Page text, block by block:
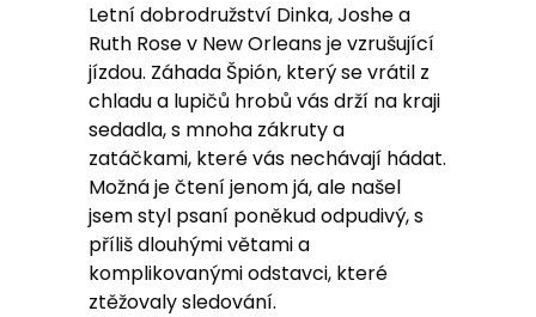
Letní dobrodružství Dinka, Joshe a
Ruth Rose v New Orleans je vzrušující
jízdou. Záhada Špión, který se vrátil z
chladu a lupičů hrobů vás drží na kraji
sedadla, s mnoha zákruty a
zatáčkami, které vás nechávají hádat.
Možná je čtení jenom já, ale našel
jsem styl psaní poněkud odpudivý, s
příliš dlouhými větami a
komplikovanými odstavci, které
ztěžovaly sledování.